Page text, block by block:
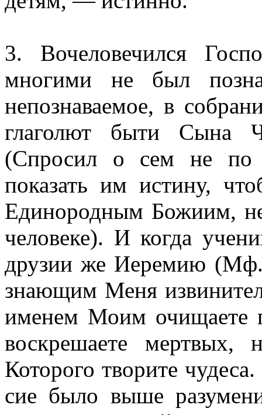
3. Вочеловечился
многими не был
непознаваемое, в
глаголют быти Сына
(Спросил о сем не по
показать им истину,
Единородным Божиим,
человеке). И когда
друзии же Иеремию
знающим Меня
именем Моим очищаете
воскрешаете мертвых,
Которого творите
cиe было выше